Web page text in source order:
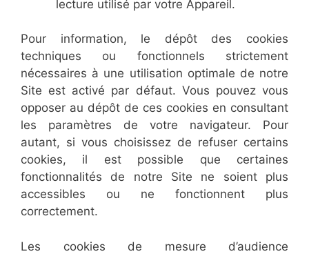
lecture utilisé par votre Appareil.
Pour information, le dépôt des cookies
techniques ou fonctionnels strictement
nécessaires à une utilisation optimale de notre
Site est activé par défaut. Vous pouvez vous
opposer au dépôt de ces cookies en consultant
les paramètres de votre navigateur. Pour
autant, si vous choisissez de refuser certains
cookies, il est possible que certaines
fonctionnalités de notre Site ne soient plus
accessibles ou ne fonctionnent plus
correctement.
Les cookies de mesure d’audience